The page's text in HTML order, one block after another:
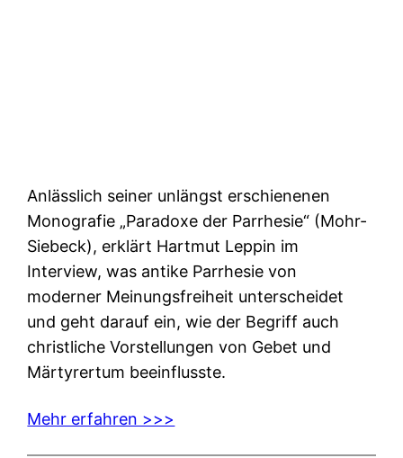
Anlässlich seiner unlängst erschienenen
Monografie „Paradoxe der Parrhesie“ (Mohr-
Siebeck), erklärt Hartmut Leppin im
Interview, was antike Parrhesie von
moderner Meinungsfreiheit unterscheidet
und geht darauf ein, wie der Begriff auch
christliche Vorstellungen von Gebet und
Märtyrertum beeinflusste.
Mehr erfahren >>>